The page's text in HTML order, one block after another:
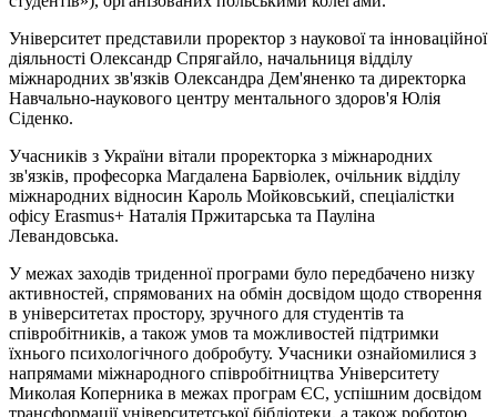
Університет представили проректор з наукової та інноваційної
діяльності Олександр Спрягайло, начальниця відділу
міжнародних зв'язків Олександра Дем'яненко та директорка
Навчально-наукового центру ментального здоров'я Юлія
Сіденко.
Учасників з України вітали проректорка з міжнародних
зв'язків, професорка Магдалена Барвіолек, очільник відділу
міжнародних відносин Кароль Мойковський, спеціалістки
офісу Erasmus+ Наталія Пржитарська та Пауліна
Левандовська.
У межах заходів триденної програми було передбачено низку
активностей, спрямованих на обмін досвідом щодо створення
в університетах простору, зручного для студентів та
співробітників, а також умов та можливостей підтримки
їхнього психологічного добробуту. Учасники ознайомилися з
напрямами міжнародного співробітництва Університету
Миколая Коперника в межах програм ЄС, успішним досвідом
трансформації університетської бібліотеки, а також роботою